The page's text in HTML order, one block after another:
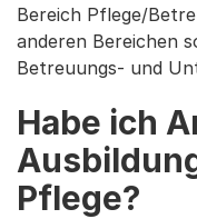
Bereich Pflege/
anderen Bereichen
Betreuungs- und
Habe ich
Pflege?